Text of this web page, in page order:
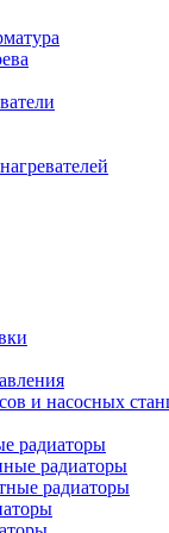
и насосных
радиаторы
радиаторы
радиаторы